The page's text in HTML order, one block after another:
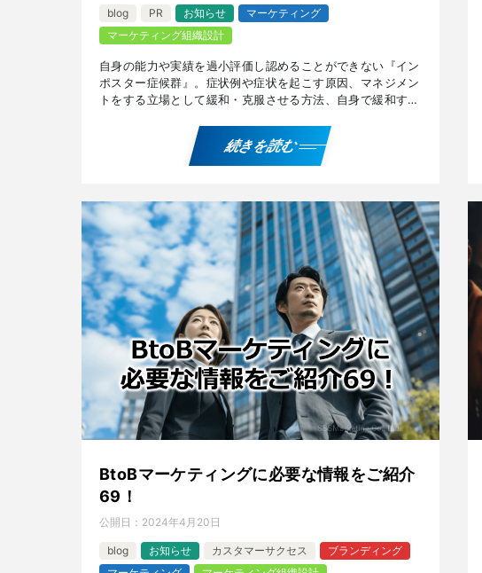
blog PR お知らせ
マーケティング
マーケティング組織設計
自身の能力や実績を過小評価し認めることができない『イン
ポスター症候群』。症状例や症状を起こす原因、マネジメン
トをする立場として緩和・克服させる方法、自身で緩和す
続きを読む
BtoBマーケティングに必要な情報をご紹介
69！
公開日： 2024年4月20日
blog お知らせ カスタマーサクセス
ブランディング